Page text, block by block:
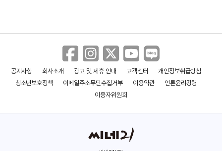
수련 살인청부업자
공지사항 회사소개 광고 및 제휴 안내 고객센터
개인정보취급방침
청소년보호정책
이메일주소무단수집거부 이용약관
언론윤리강령
이용자위원회